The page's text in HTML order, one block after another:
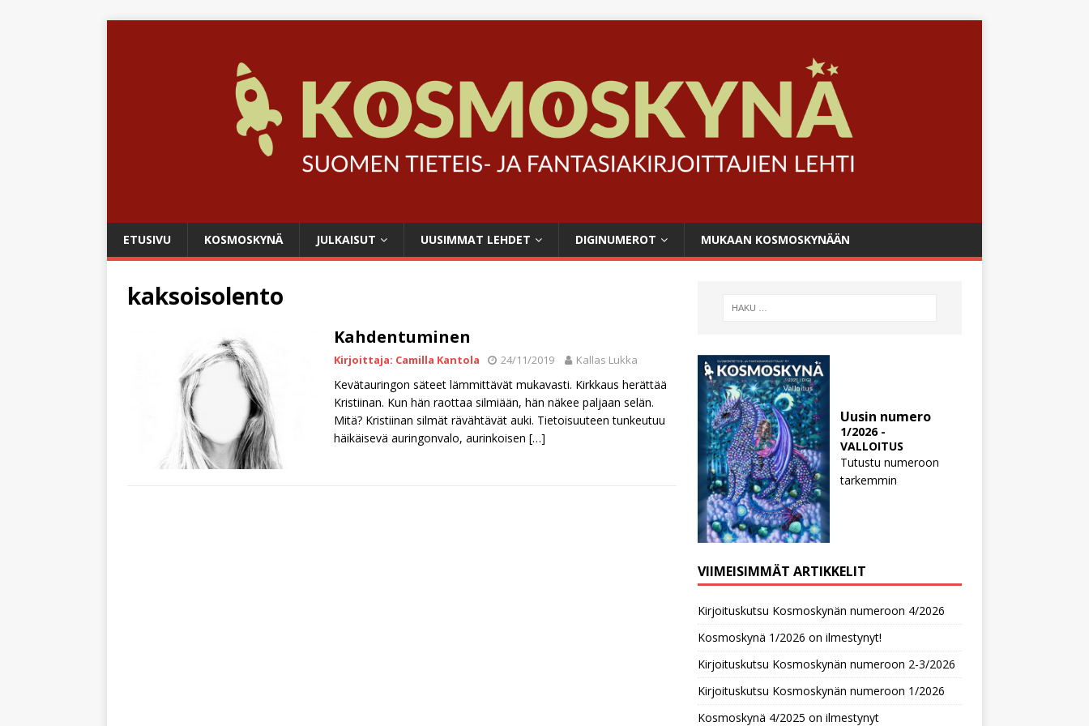
ETUSIVU KOSMOSKYNÄ JULKAISUT UUSIMMAT LEHDET DIGINUMEROT MUKAAN KOSMOSKYNÄÄN
kaksoisolento
Kahdentuminen
Kirjoittaja: Camilla Kantola 24/11/2019 Kallas Lukka
Kevätauringon säteet lämmittävät mukavasti. Kirkkaus herättää
Kristiinan. Kun hän raottaa silmiään, hän näkee paljaan selän.
Mitä? Kristiinan silmät rävähtävät auki. Tietoisuuteen tunkeutuu
häikäisevä auringonvalo, aurinkoisen […]
Uusin numero
1/2026 -
VALLOITUS
Tutustu numeroon
tarkemmin
VIIMEISIMMÄT ARTIKKELIT
Kirjoituskutsu Kosmoskynän numeroon 4/2026
Kosmoskynä 1/2026 on ilmestynyt!
Kirjoituskutsu Kosmoskynän numeroon 2-3/2026
Kirjoituskutsu Kosmoskynän numeroon 1/2026
Kosmoskynä 4/2025 on ilmestynyt